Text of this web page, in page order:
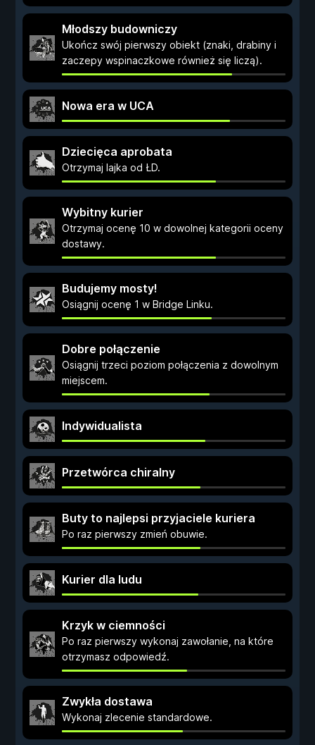
Młodszy budowniczy
Ukończ swój pierwszy obiekt (znaki, drabiny i
zaczepy wspinaczkowe również się liczą).
Nowa era w UCA
Dziecięca aprobata
Otrzymaj lajka od ŁD.
Wybitny kurier
Otrzymaj ocenę 10 w dowolnej kategorii oceny
dostawy.
Budujemy mosty!
Osiągnij ocenę 1 w Bridge Linku.
Dobre połączenie
Osiągnij trzeci poziom połączenia z dowolnym
miejscem.
Indywidualista
Przetwórca chiralny
Buty to najlepsi przyjaciele kuriera
Po raz pierwszy zmień obuwie.
Kurier dla ludu
Krzyk w ciemności
Po raz pierwszy wykonaj zawołanie, na które
otrzymasz odpowiedź.
Zwykła dostawa
Wykonaj zlecenie standardowe.